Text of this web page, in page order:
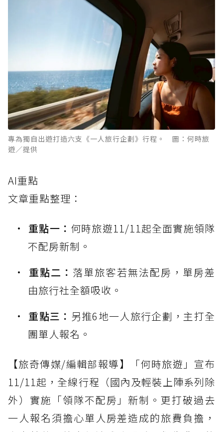
專為獨自出遊打造六支《一人旅行企劃》行程。 圖：何時旅
遊／提供
AI重點
文章重點整理：
重點一： 何時旅遊11/11起全面實施領隊
不配房新制。
重點二： 落單旅客若無法配房，單房差
由旅行社全額吸收。
重點三： 另推6地一人旅行企劃，主打全
團單人報名。
【旅奇傳媒/編輯部報導】「何時旅遊」宣布
11/11起，全線行程（國內及輕裝上陣系列除
外）實施「領隊不配房」新制。更打破過去
一人報名須擔心單人房差造成的旅費負擔，